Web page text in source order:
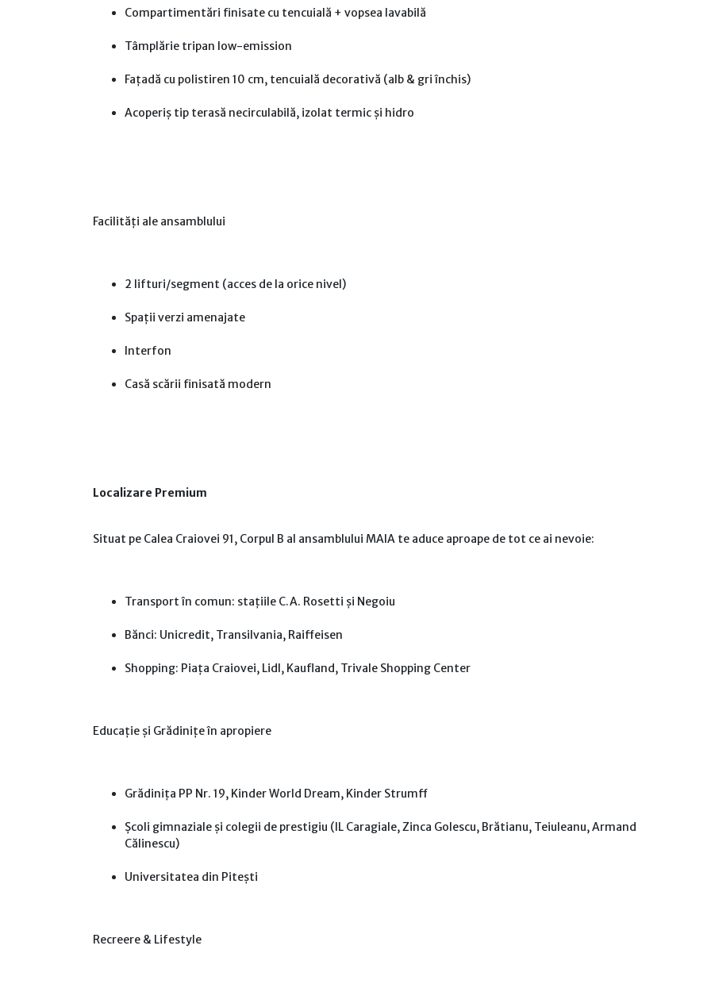
Compartimentări finisate cu tencuială + vopsea lavabilă
Tâmplărie tripan low-emission
Fațadă cu polistiren 10 cm, tencuială decorativă (alb & gri închis)
Acoperiș tip terasă necirculabilă, izolat termic și hidro
Facilități ale ansamblului
2 lifturi/segment (acces de la orice nivel)
Spații verzi amenajate
Interfon
Casă scării finisată modern
Localizare Premium
Situat pe Calea Craiovei 91, Corpul B al ansamblului MAIA te aduce aproape de tot ce ai nevoie:
Transport în comun: stațiile C.A. Rosetti și Negoiu
Bănci: Unicredit, Transilvania, Raiffeisen
Shopping: Piața Craiovei, Lidl, Kaufland, Trivale Shopping Center
Educație și Grădinițe în apropiere
Grădinița PP Nr. 19, Kinder World Dream, Kinder Strumff
Școli gimnaziale și colegii de prestigiu (IL Caragiale, Zinca Golescu, Brătianu, Teiuleanu, Armand
Călinescu)
Universitatea din Pitești
Recreere & Lifestyle